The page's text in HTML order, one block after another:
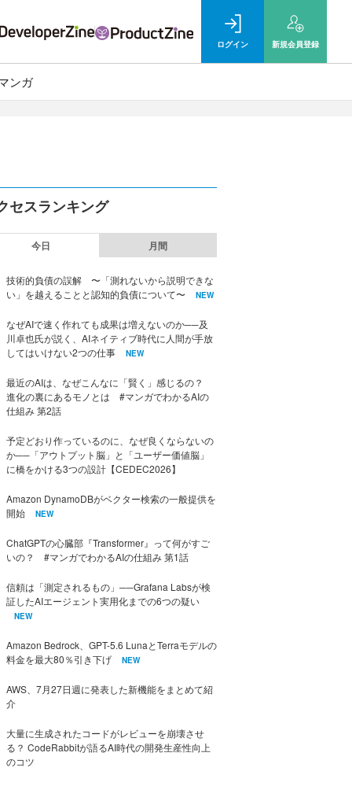
ログイン 新規会員登録
ンガ
セスランキング
今日 月間
技術的負債の誤解 〜「測れないから説明できな
い」を越えることと認知的負債について〜
NEW
なぜAIで速く作れても成果は増えないのか──及
川卓也氏が説く、AIネイティブ時代に人間が手放
してはいけない2つの仕事
NEW
最近のAIは、なぜこんなに「賢く」感じるの？
進化の裏にあるモノとは #マンガでわかるAIの
仕組み 第2話
予定どおり作っているのに、なぜ良くならないの
か──「アウトプット脳」と「ユーザー価値脳」
に橋をかける3つの設計【CEDEC2026】
Amazon DynamoDBがベクター検索の一般提供を
開始
NEW
ChatGPTの心臓部『Transformer』って何がすご
いの？ #マンガでわかるAIの仕組み 第1話
信頼は「測定されるもの」──Grafana Labsが検
証したAIエージェント実用化までの6つの疑い
NEW
Amazon Bedrock、GPT-5.6 LunaとTerraモデルの
料金を最大80％引き下げ
NEW
AWS、7月27日週に発表した新機能をまとめて紹
介
大量に生成されたコードがレビューを崩壊させ
る？ CodeRabbitが語るAI時代の開発生産性向上
のコツ